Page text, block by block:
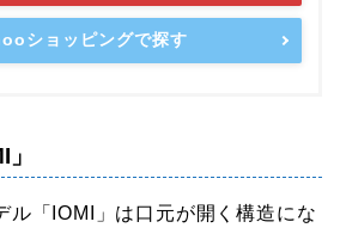
ショッピングで探す
ル「IOMI」は口元が開く構造にな